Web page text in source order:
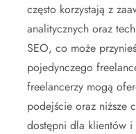
często korzystają z
analitycznych oraz
SEO, co może
pojedynczego
freelancerzy mogą
podejście oraz niższe
dostępni dla klientów